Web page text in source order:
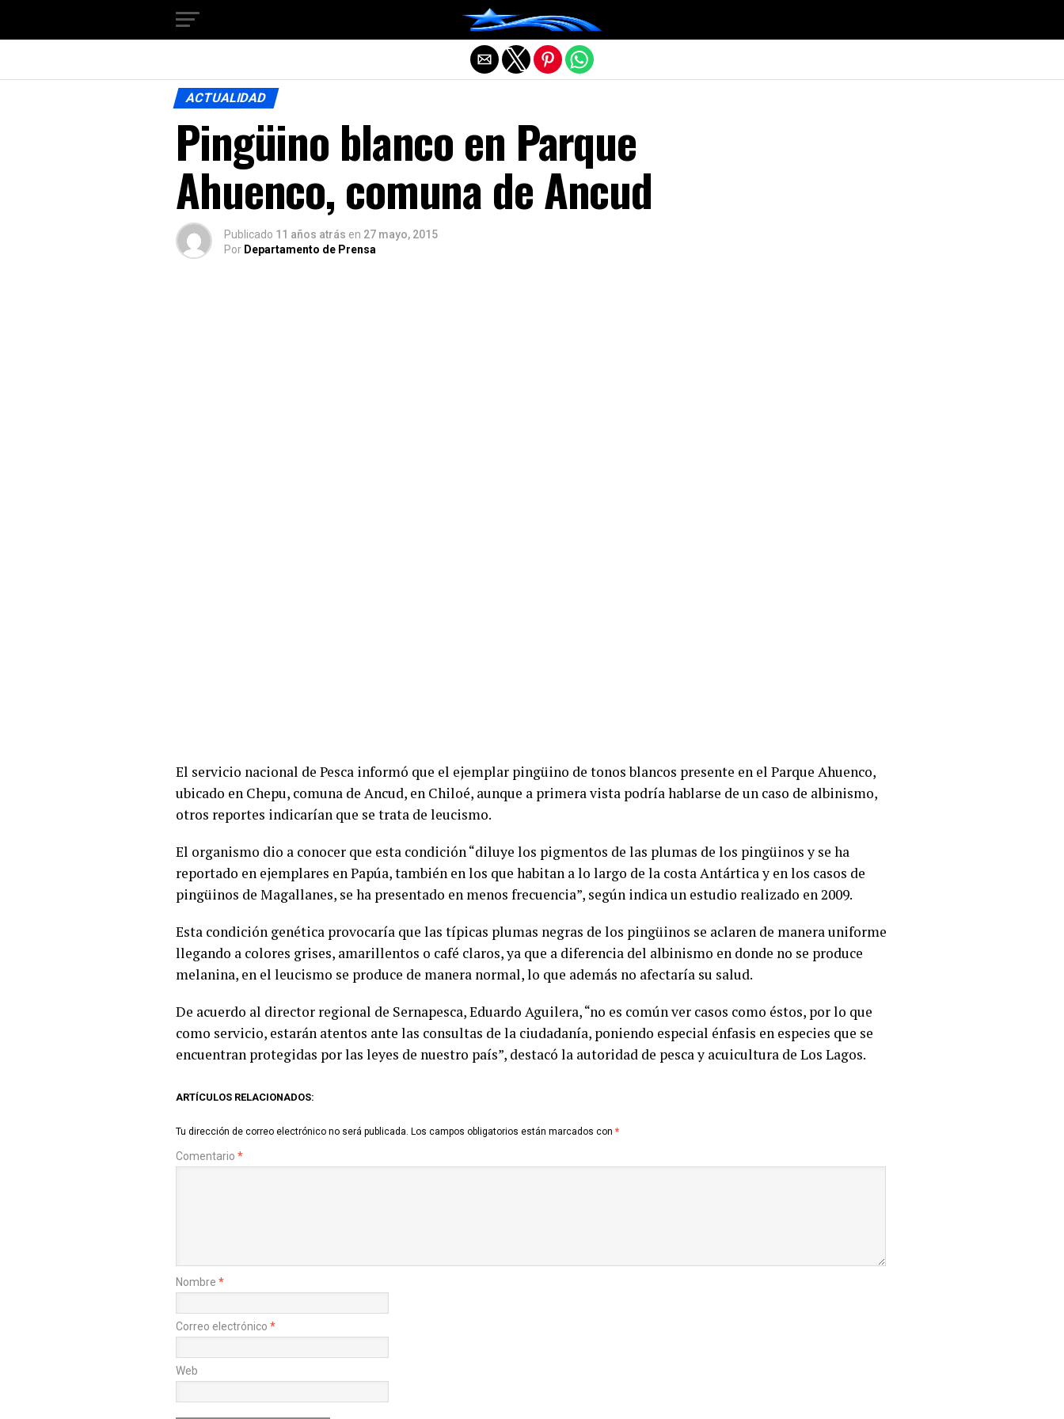
ACTUALIDAD
Pingüino blanco en Parque
Ahuenco, comuna de Ancud
Publicado 11 años atrás en 27 mayo, 2015
Por Departamento de Prensa
El servicio nacional de Pesca informó que el ejemplar pingüino de tonos blancos presente en el Parque Ahuenco,
ubicado en Chepu, comuna de Ancud, en Chiloé, aunque a primera vista podría hablarse de un caso de albinismo,
otros reportes indicarían que se trata de leucismo.
El organismo dio a conocer que esta condición “diluye los pigmentos de las plumas de los pingüinos y se ha
reportado en ejemplares en Papúa, también en los que habitan a lo largo de la costa Antártica y en los casos de
pingüinos de Magallanes, se ha presentado en menos frecuencia”, según indica un estudio realizado en 2009.
Esta condición genética provocaría que las típicas plumas negras de los pingüinos se aclaren de manera uniforme
llegando a colores grises, amarillentos o café claros, ya que a diferencia del albinismo en donde no se produce
melanina, en el leucismo se produce de manera normal, lo que además no afectaría su salud.
De acuerdo al director regional de Sernapesca, Eduardo Aguilera, “no es común ver casos como éstos, por lo que
como servicio, estarán atentos ante las consultas de la ciudadanía, poniendo especial énfasis en especies que se
encuentran protegidas por las leyes de nuestro país”, destacó la autoridad de pesca y acuicultura de Los Lagos.
ARTÍCULOS RELACIONADOS:
Tu dirección de correo electrónico no será publicada. Los campos obligatorios están marcados con *
Comentario *
Nombre *
Correo electrónico *
Web
Salir de la versión móvil